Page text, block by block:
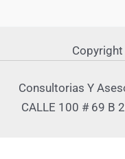
Consultorias Y
CALLE 100 # 69 B